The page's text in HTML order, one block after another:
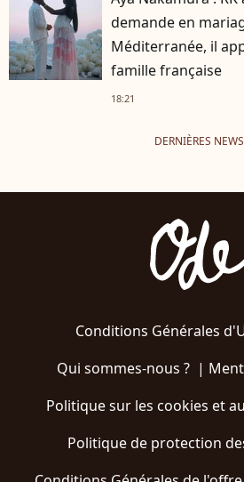
demande en
Méditerranée, il
famille française
18:21
DERNIÈRES NEWS
Conditions Générales
Qui sommes-nous ?|
Politique sur les cookies et
Politique de protection